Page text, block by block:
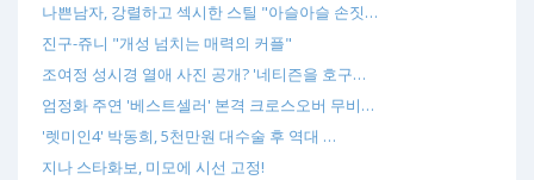
나쁜남자, 강렬하고 섹시한 스틸 "아슬아슬 손짓…
진구-쥬니 "개성 넘치는 매력의 커플"
조여정 성시경 열애 사진 공개? '네티즌을 호구…
엄정화 주연 '베스트셀러' 본격 크로스오버 무비…
'렛미인4' 박동희, 5천만원 대수술 후 역대 …
지나 스타화보, 미모에 시선 고정!